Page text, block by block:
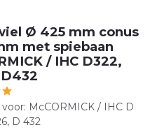
Ø 425 mm conus
met spiebaan
/ IHC D322,
voor: McCORMICK / IHC D
D 432